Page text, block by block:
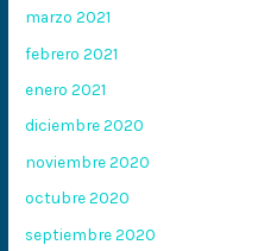
marzo 2021
febrero 2021
enero 2021
diciembre 2020
noviembre 2020
octubre 2020
septiembre 2020